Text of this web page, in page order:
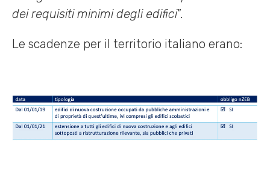
dei requisiti minimi degli edifici”.
Le scadenze per il territorio italiano erano: